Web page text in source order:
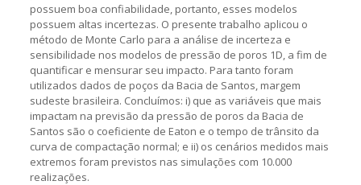
possuem boa confiabilidade, portanto, esses modelos
possuem altas incertezas. O presente trabalho aplicou o
método de Monte Carlo para a análise de incerteza e
sensibilidade nos modelos de pressão de poros 1D, a fim de
quantificar e mensurar seu impacto. Para tanto foram
utilizados dados de poços da Bacia de Santos, margem
sudeste brasileira. Concluímos: i) que as variáveis que mais
impactam na previsão da pressão de poros da Bacia de
Santos são o coeficiente de Eaton e o tempo de trânsito da
curva de compactação normal; e ii) os cenários medidos mais
extremos foram previstos nas simulações com 10.000
realizações.